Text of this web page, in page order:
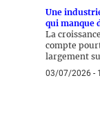
Une
qui manque
La
compte
largement
03/07/2026 -